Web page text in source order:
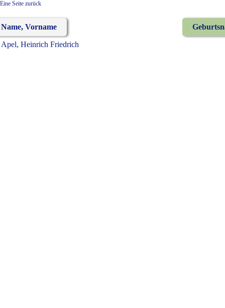
Eine Seite zurück
Name, Vorname
Apel, Heinrich Friedrich